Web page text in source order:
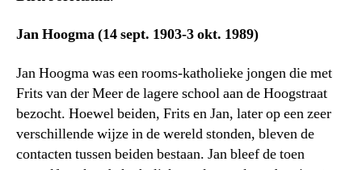
Jan Hoogma (14 sept. 1903-3 okt. 1989)
Jan Hoogma was een rooms-katholieke jongen die met
Frits van der Meer de lagere school aan de Hoogstraat
bezocht. Hoewel beiden, Frits en Jan, later op een zeer
verschillende wijze in de wereld stonden, bleven de
contacten tussen beiden bestaan. Jan bleef de toen